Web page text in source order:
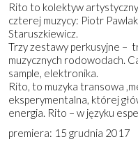
Rito to kolektyw
czterej muzycy: Piotr
Staruszkiewicz.
Trzy zestawy perkusyjne –
muzycznych rodowodach.
sample, elektronika.
Rito, to muzyka transowa
eksperymentalna, której
energia. Rito – w języku
premiera: 15 grudnia 2017